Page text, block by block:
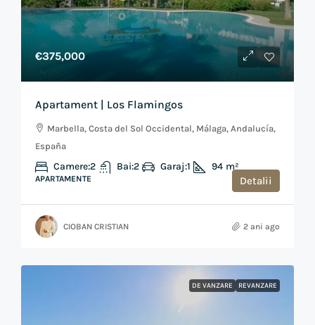
€375,000
Apartament | Los Flamingos
Marbella, Costa del Sol Occidental, Málaga, Andalucía,
España
Camere:2 Bai:2 Garaj:1 94 m²
APARTAMENTE Detalii
CIOBAN CRISTIAN 2 ani ago
DE VANZARE REVANZARE